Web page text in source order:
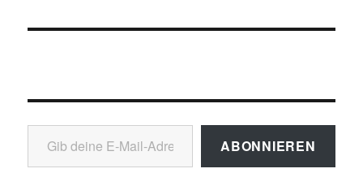
Gib deine E-Mail-Adresse ein ...
ABONNIEREN